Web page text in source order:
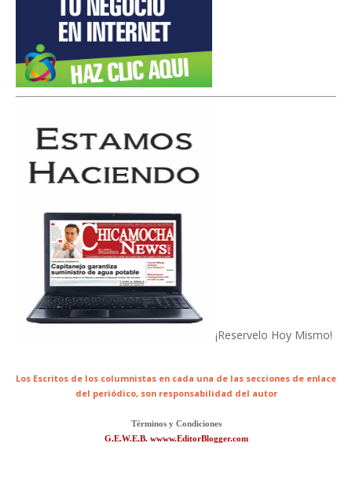
¡Reservelo Hoy Mismo!
Los Escritos de los columnistas en cada una de las secciones de enlace
del periódico, son responsabilidad del autor
Términos y Condiciones
G.E.W.E.B. wwww.EditorBlogger.com